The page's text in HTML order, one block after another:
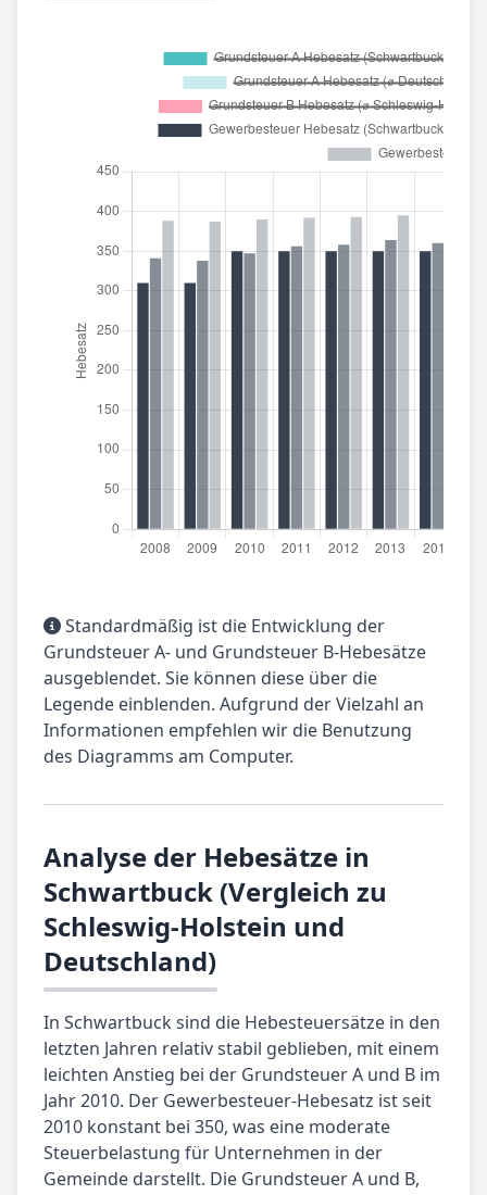
Standardmäßig ist die Entwicklung der
Grundsteuer A- und Grundsteuer B-Hebesätze
ausgeblendet. Sie können diese über die
Legende einblenden. Aufgrund der Vielzahl an
Informationen empfehlen wir die Benutzung
des Diagramms am Computer.
Analyse der Hebesätze in
Schwartbuck (Vergleich zu
Schleswig-Holstein und
Deutschland)
In Schwartbuck sind die Hebesteuersätze in den
letzten Jahren relativ stabil geblieben, mit einem
leichten Anstieg bei der Grundsteuer A und B im
Jahr 2010. Der Gewerbesteuer-Hebesatz ist seit
2010 konstant bei 350, was eine moderate
Steuerbelastung für Unternehmen in der
Gemeinde darstellt. Die Grundsteuer A und B,